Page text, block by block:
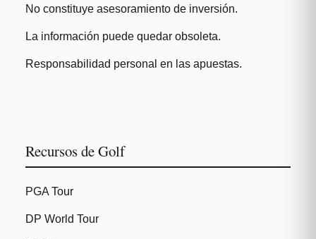
No constituye asesoramiento de inversión.
La información puede quedar obsoleta.
Responsabilidad personal en las apuestas.
Recursos de Golf
PGA Tour
DP World Tour